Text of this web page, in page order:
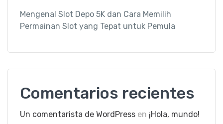
Mengenal Slot Depo 5K dan Cara Memilih
Permainan Slot yang Tepat untuk Pemula
Comentarios recientes
Un comentarista de WordPress en ¡Hola, mundo!